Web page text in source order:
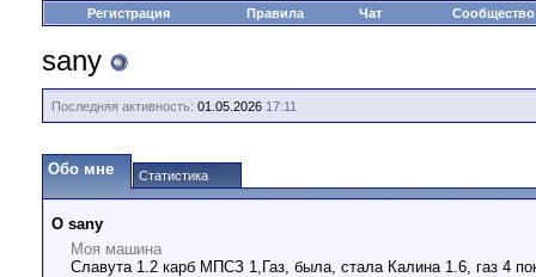
Регистрация Правила Чат Сообщество
sany
Последняя активность: 01.05.2026 17:11
Обо мне Статистика
О sany
Моя машина
Славута 1.2 карб МПСЗ 1,Газ, была, стала Калина 1.6, газ 4